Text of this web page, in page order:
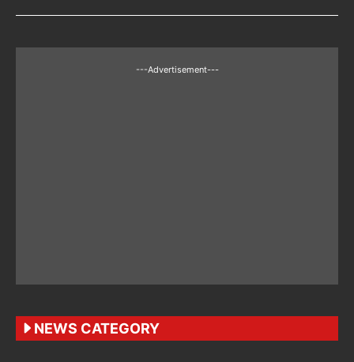
---Advertisement---
NEWS CATEGORY